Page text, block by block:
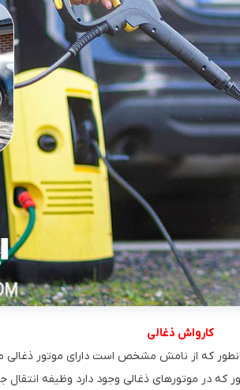
کارواش ذغالی
که از نامش مشخص است دارای موتور ذغالی
که در موتورهای ذغالی وجود دارد وظیفه